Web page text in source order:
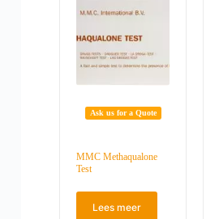
Ask us for a Quote
MMC Methaqualone
Test
Lees meer